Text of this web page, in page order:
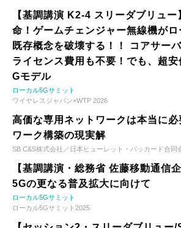
【基調講演 K2-4 スリーダブリュ
命！ゲームチェンジャー無線機が
既存概念を破壊する！！ コアサー
ライセンス費用も不要！でも、超
Gモデル
ローカル5Gサミット
ワイヤレスジャパン×WTP 2026
高価な専用ネットワークは本当に
ワーク構築の現実解
SB C&S株式会社／日本ヒューレット・パッカード合同
【基調講演・総務省 佐藤移動通信
5Gの更なる普及拡大に向けて
ローカル5Gサミット
ローカル5Gサミット2025